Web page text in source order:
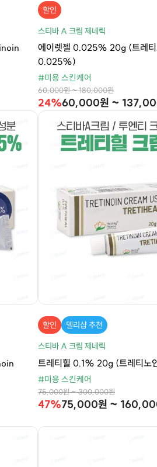
할인
스티바 A 크림 제네릭
에이렛젤 0.025% 20g (트레
0.025%)
#미용 스킨케어
60,000원 ~ 180,000원
24%60,000원 ~
할인
델리샵 추천
스티바 A 크림 제네릭
트레티힐 0.1% 20g (트레티
#미용 스킨케어
75,000원 ~ 300,000원
47%75,000원 ~